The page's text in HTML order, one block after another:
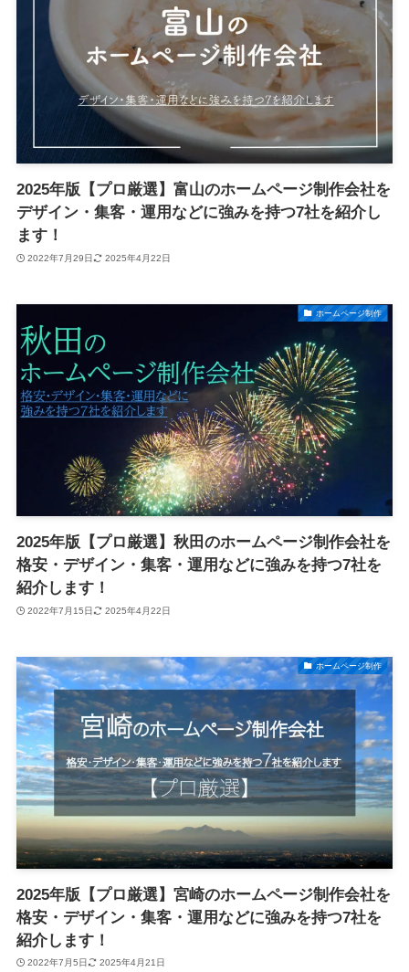
2025年版【プロ厳選】富山のホームページ制作会社を
デザイン・集客・運用などに強みを持つ7社を紹介し
ます！
2022年7月29日 2025年4月22日
ホームページ制作
2025年版【プロ厳選】秋田のホームページ制作会社を
格安・デザイン・集客・運用などに強みを持つ7社を
紹介します！
2022年7月15日 2025年4月22日
ホームページ制作
2025年版【プロ厳選】宮崎のホームページ制作会社を
格安・デザイン・集客・運用などに強みを持つ7社を
紹介します！
2022年7月5日 2025年4月21日